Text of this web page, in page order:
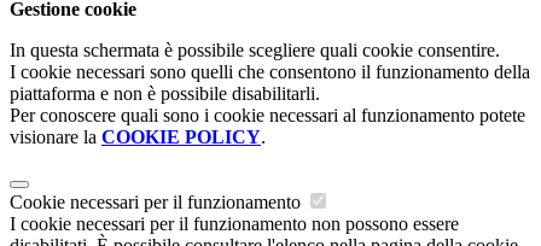
Gestione cookie
In questa schermata è possibile scegliere quali cookie consentire.
I cookie necessari sono quelli che consentono il funzionamento della
piattaforma e non è possibile disabilitarli.
Per conoscere quali sono i cookie necessari al funzionamento potete
visionare la COOKIE POLICY.
Cookie necessari per il funzionamento
I cookie necessari per il funzionamento non possono essere